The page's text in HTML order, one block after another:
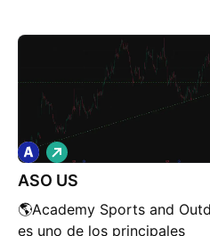
ASO US
🌎Academy Sports and
es uno de los principales
L
a
r
o